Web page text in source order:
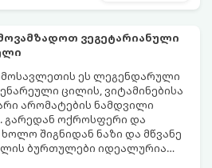
ვეგეტარიანული
ეს ლეგენდარული
ცილის, ვიტამინებისა
არომატების ნამდვილი
გარედან ოქროსფერი და
ხოლო შიგნიდან ნაზი და მწვანე
ბურთულები იდეალურია